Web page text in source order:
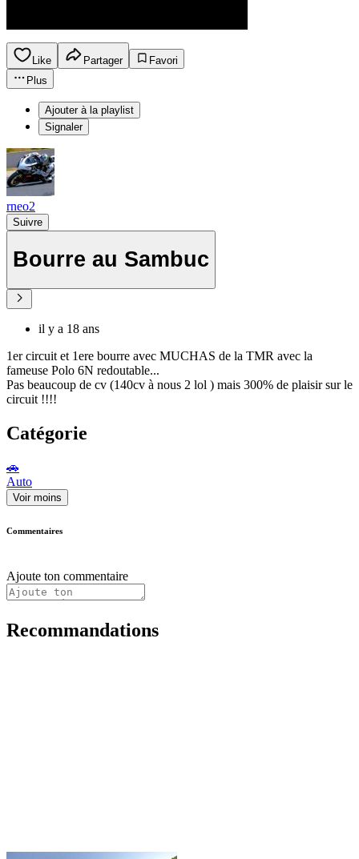
Like Partager
Favori
Plus
Ajouter à la playlist
Signaler
rneo2
Suivre
Bourre au Sambuc
il y a 18 ans
1er circuit et 1ere bourre avec MUCHAS de la TMR avec la
fameuse Polo 6N redoutable...
Pas beaucoup de cv (140cv à nous 2 lol ) mais 300% de plaisir sur le
circuit !!!!
Catégorie
🚗
Auto
Voir moins
Commentaires
Ajoute ton commentaire
Recommandations